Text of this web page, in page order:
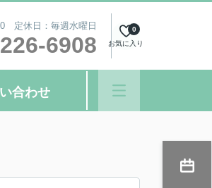
定休日：毎週水曜日
6908 お気に入り
0
合わせ